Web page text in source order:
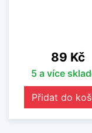
Cena
89 Kč
5 a více
Přidat do